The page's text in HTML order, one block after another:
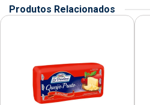
Produtos Relacionados